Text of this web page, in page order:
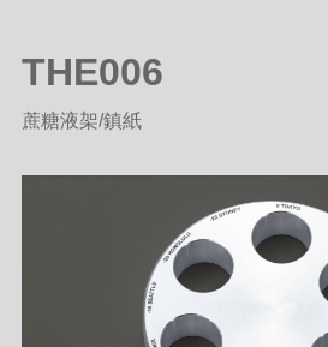
THE006
蔗糖液架/鎮紙